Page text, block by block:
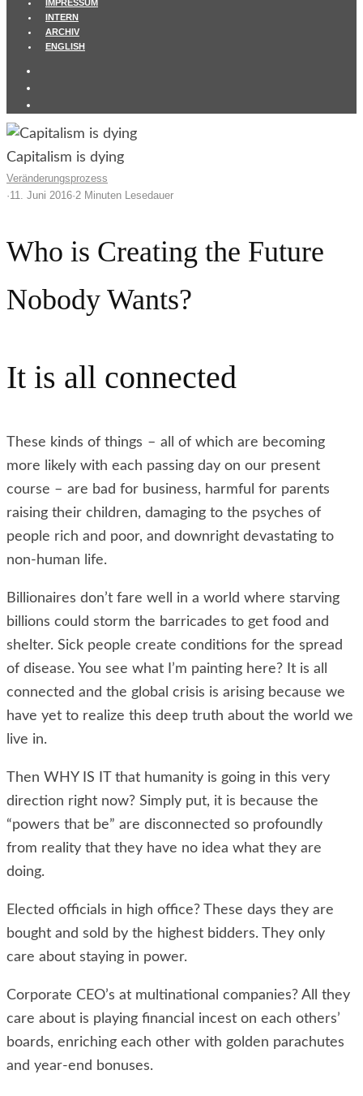
IMPRESSUM
INTERN
ARCHIV
ENGLISH
Capitalism is dying
Veränderungsprozess
·11. Juni 2016·2 Minuten Lesedauer
Who is Creating the Future
Nobody Wants?
It is all connected
These kinds of things – all of which are becoming
more likely with each passing day on our present
course – are bad for business, harmful for parents
raising their children, damaging to the psyches of
people rich and poor, and downright devastating to
non-human life.
Billionaires don’t fare well in a world where starving
billions could storm the barricades to get food and
shelter. Sick people create conditions for the spread
of disease. You see what I’m painting here? It is all
connected and the global crisis is arising because we
have yet to realize this deep truth about the world we
live in.
Then WHY IS IT that humanity is going in this very
direction right now? Simply put, it is because the
“powers that be” are disconnected so profoundly
from reality that they have no idea what they are
doing.
Elected officials in high office? These days they are
bought and sold by the highest bidders. They only
care about staying in power.
Corporate CEO’s at multinational companies? All they
care about is playing financial incest on each others’
boards, enriching each other with golden parachutes
and year-end bonuses.